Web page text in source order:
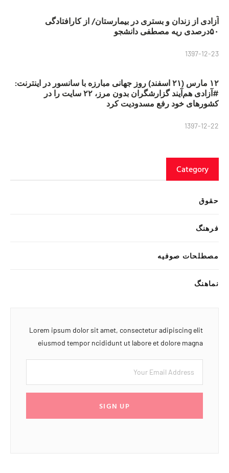
آزادی از زندان و بستری در بیمارستان/ از کارافتادگی
۵۰درصدی ریه مصطفی دانشجو
1397-12-23
۱۲ مارس (۲۱ اسفند) روز جهانی مبارزه با سانسور در اینترنت:
#آزادی هم‌آیند گزارشگران‌ بدون مرز، ۲۲ سایت را در
کشورهای خود رفع مسدودیت کرد
1397-12-22
Category
حقوق
فرهنگ
مصطلحات صوفیه
نماهنگ
Lorem ipsum dolor sit amet, consectetur adipiscing elit
eiusmod tempor ncididunt ut labore et dolore magna
SIGN UP